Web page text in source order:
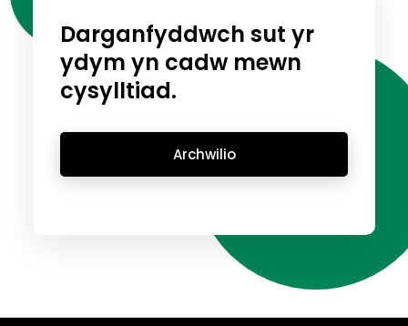
Darganfyddwch sut yr
ydym yn cadw mewn
cysylltiad.
Archwilio